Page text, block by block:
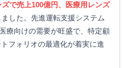
で売上100億円、医療用レンズ
した。先進運転支援システム
療向けの需要が旺盛で、特定顧
フォリオの最適化が着実に進